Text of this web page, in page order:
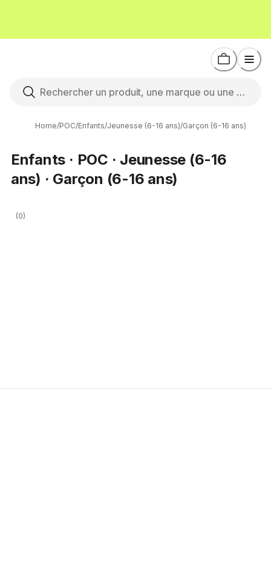
Home/POC/Enfants/Jeunesse (6-16 ans)/Garçon (6-16 ans)
Enfants · POC · Jeunesse (6-16
ans) · Garçon (6-16 ans)
(0)